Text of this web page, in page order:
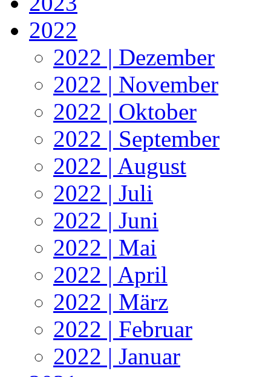
2022
2022 | Dezember
2022 | November
2022 | Oktober
2022 | September
2022 | August
2022 | Juli
2022 | Juni
2022 | Mai
2022 | April
2022 | März
2022 | Februar
2022 | Januar